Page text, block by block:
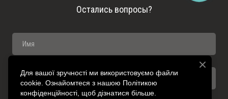
Остались вопросы?
Для вашої зручності ми використовуємо файли
cookie. Ознайомтеся з нашою Політикою
конфіденційності, щоб дізнатися більше.